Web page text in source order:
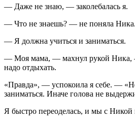
— Даже не знаю, — заколебалась я.
— Что не знаешь? — не поняла Ника.
— Я должна учиться и заниматься.
— Моя мама, — махнул рукой Ника,
надо отдыхать.
«Правда», — успокоила я себе. —
заниматься. Иначе голова не
Я быстро переоделась, и мы с Никой